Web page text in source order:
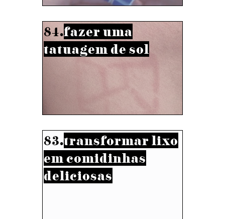
84.fazer uma
tatuagem de sol
83.transformar lixo
em comidinhas
deliciosas